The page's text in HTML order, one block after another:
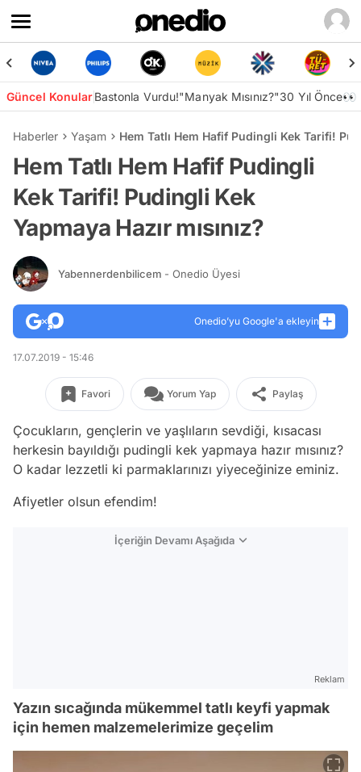
Güncel KonularBastonla Vurdu!"Manyak Mısınız?"30 Yıl Önce👀
Haberler Yaşam Hem Tatlı Hem Hafif Pudingli Kek Tarifi!
Hem Tatlı Hem Hafif Pudingli
Kek Tarifi! Pudingli Kek
Yapmaya Hazır mısınız?
Yabennerdenbilicem - Onedio Üyesi
Onedio’yu Google'a ekleyin
17.07.2019 - 15:46
Favori Yorum Yap Paylaş
Çocukların, gençlerin ve yaşlıların sevdiği, kısacası
herkesin bayıldığı pudingli kek yapmaya hazır mısınız?
O kadar lezzetli ki parmaklarınızı yiyeceğinize eminiz.
Afiyetler olsun efendim!
İçeriğin Devamı Aşağıda
Reklam
Yazın sıcağında mükemmel tatlı keyfi yapmak
için hemen malzemelerimize geçelim